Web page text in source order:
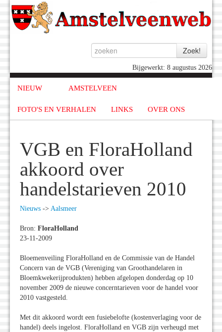
Bijgewerkt: 8 augustus 2026
NIEUW AMSTELVEEN
FOTO'S EN VERHALEN LINKS OVER ONS
VGB en FloraHolland
akkoord over
handelstarieven 2010
Nieuws -> Aalsmeer
Bron: FloraHolland
23-11-2009
Bloemenveiling FloraHolland en de Commissie van de Handel
Concern van de VGB (Vereniging van Groothandelaren in
Bloemkwekerijprodukten) hebben afgelopen donderdag op 10
november 2009 de nieuwe concerntarieven voor de handel voor
2010 vastgesteld.
Met dit akkoord wordt een fusiebelofte (kostenverlaging voor de
handel) deels ingelost. FloraHolland en VGB zijn verheugd met